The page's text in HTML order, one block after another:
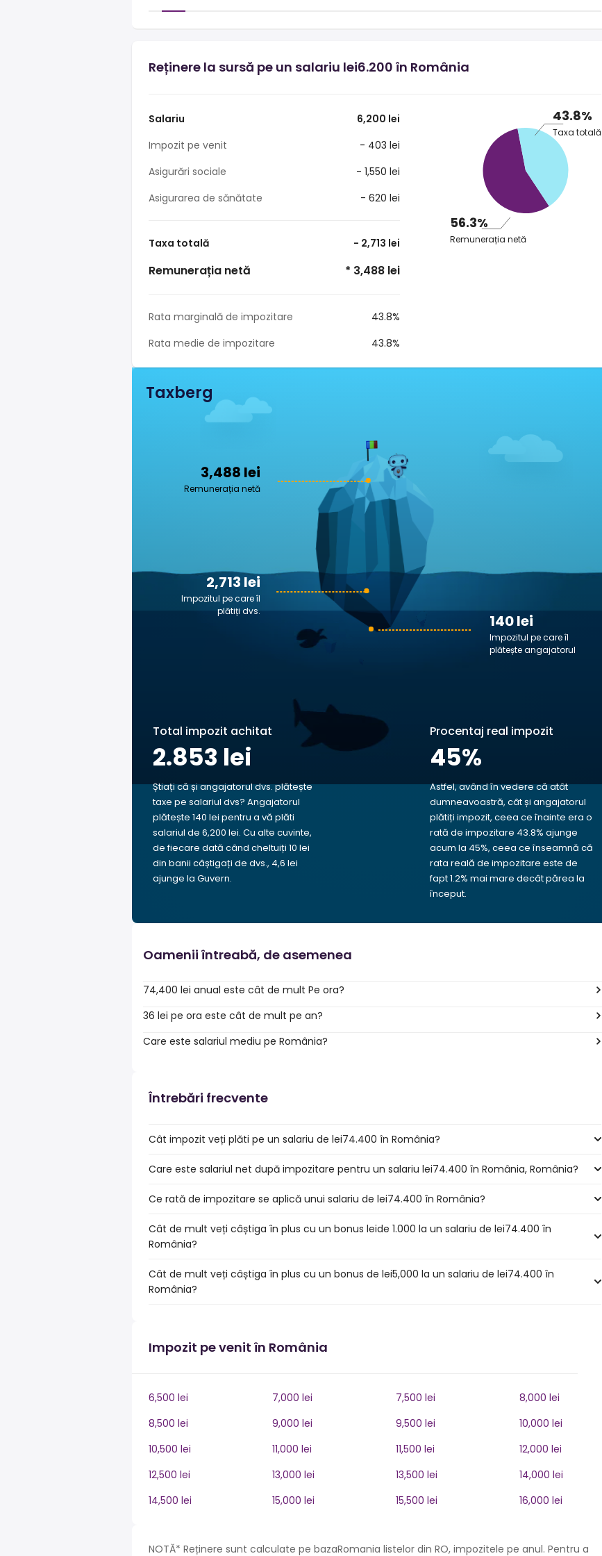
Reținere la sursă pe un salariu lei6.200 în România
Salariu
6,200 lei
Impozit pe venit
- 403 lei
Asigurări sociale
- 1,550 lei
Asigurarea de sănătate
- 620 lei
Taxa totală - 2,713 lei
Remunerația netă * 3,488 lei
Rata marginală de impozitare
43.8%
Rata medie de impozitare
43.8%
43.8%
Taxa totală
56.3%
Remunerația netă
Taxberg
3,488 lei
Remunerația netă
140 lei
Impozitul pe care îl
plătește angajatorul
2,713 lei
Impozitul pe care îl
plătiți dvs.
Total impozit achitat
2.853 lei
Știați că și angajatorul dvs. plătește
taxe pe salariul dvs? Angajatorul
plătește 140 lei pentru a vă plăti
salariul de 6,200 lei. Cu alte cuvinte,
de fiecare dată când cheltuiți 10 lei
din banii câștigați de dvs., 4,6 lei
ajunge la Guvern.
Procentaj real impozit
45%
Astfel, având în vedere că atât
dumneavoastră, cât și angajatorul
plătiți impozit, ceea ce înainte era o
rată de impozitare 43.8% ajunge
acum la 45%, ceea ce înseamnă că
rata reală de impozitare este de
fapt 1.2% mai mare decât părea la
început.
Oamenii întreabă, de asemenea
74,400 lei anual este cât de mult Pe ora?
36 lei pe ora este cât de mult pe an?
Care este salariul mediu pe România?
Întrebări frecvente
Cât impozit veți plăti pe un salariu de lei74.400 în România?
Care este salariul net după impozitare pentru un salariu lei74.400 în România, România?
Ce rată de impozitare se aplică unui salariu de lei74.400 în România?
Cât de mult veți câștiga în plus cu un bonus leide 1.000 la un salariu de lei74.400 în
România?
Cât de mult veți câștiga în plus cu un bonus de lei5,000 la un salariu de lei74.400 în
România?
Impozit pe venit în România
6,500 lei 7,000 lei 7,500 lei
8,000 lei
8,500 lei
9,000 lei 9,500 lei
10,000 lei
10,500 lei
11,000 lei 11,500 lei
12,000 lei
12,500 lei
13,000 lei 13,500 lei
14,000 lei
14,500 lei
15,000 lei 15,500 lei 16,000 lei
NOTĂ* Reținere sunt calculate pe bazaRomania listelor din RO, impozitele pe anul. Pentru a